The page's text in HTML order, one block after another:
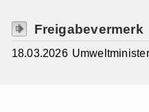
Freigabevermerk
18.03.2026